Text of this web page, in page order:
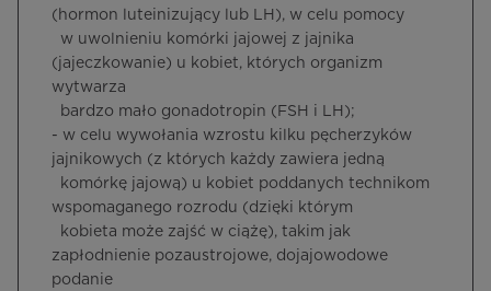
(hormon luteinizujący lub LH), w celu pomocy
w uwolnieniu komórki jajowej z jajnika
(jajeczkowanie) u kobiet, których organizm
wytwarza
bardzo mało gonadotropin (FSH i LH);
- w celu wywołania wzrostu kilku pęcherzyków
jajnikowych (z których każdy zawiera jedną
komórkę jajową) u kobiet poddanych technikom
wspomaganego rozrodu (dzięki którym
kobieta może zajść w ciążę), takim jak
zapłodnienie pozaustrojowe, dojajowodowe
podanie